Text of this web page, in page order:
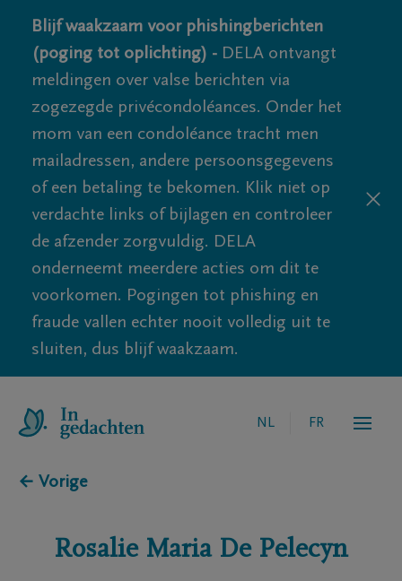
Blijf waakzaam voor phishingberichten
(poging tot oplichting) - DELA ontvangt
meldingen over valse berichten via
zogezegde privécondoléances. Onder het
mom van een condoléance tracht men
mailadressen, andere persoonsgegevens
of een betaling te bekomen. Klik niet op
verdachte links of bijlagen en controleer
de afzender zorgvuldig. DELA
onderneemt meerdere acties om dit te
voorkomen. Pogingen tot phishing en
fraude vallen echter nooit volledig uit te
sluiten, dus blijf waakzaam.
NL FR
← Vorige
Rosalie Maria De Pelecyn